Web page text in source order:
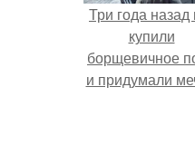
Три года
купили
борщевичное
и придумали